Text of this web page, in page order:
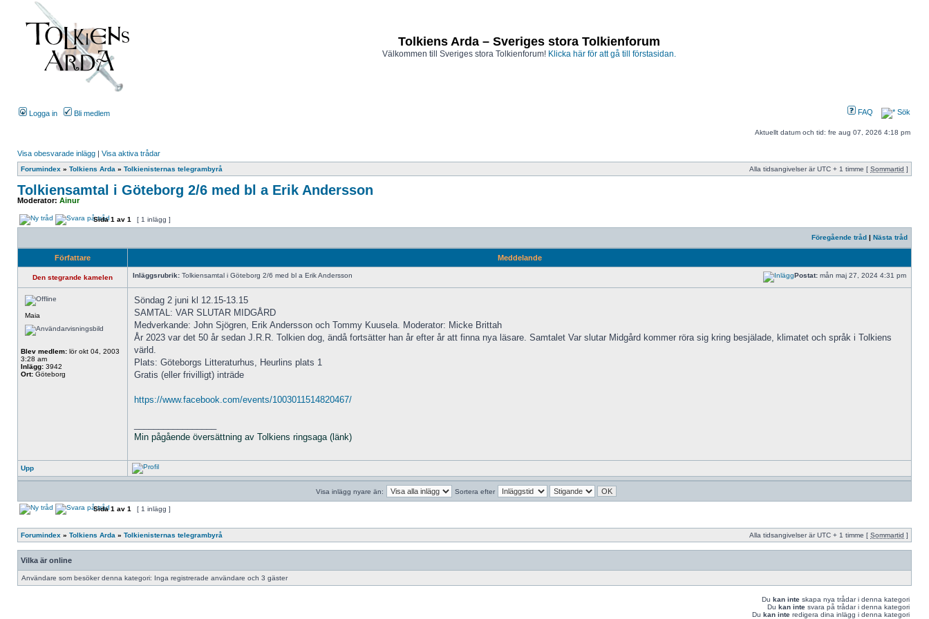
Tolkiens Arda – Sveriges stora Tolkienforum
Välkommen till Sveriges stora Tolkienforum! Klicka här för att gå till förstasidan.
Logga in Bli medlem FAQ Sök
Aktuellt datum och tid: fre aug 07, 2026 4:18 pm
Visa obesvarade inlägg | Visa aktiva trådar
Forumindex » Tolkiens Arda » Tolkienisternas telegrambyrå Alla tidsangivelser är UTC + 1 timme [ Sommartid ]
Tolkiensamtal i Göteborg 2/6 med bl a Erik Andersson
Moderator: Ainur
Sida1 av 1 [ 1 inlägg ]
Föregående tråd | Nästa tråd
Författare Meddelande
Den stegrande kamelen Inläggsrubrik: Tolkiensamtal i Göteborg 2/6 med bl a Erik Andersson Postat: mån maj 27, 2024 4:31 pm
Maia
Blev medlem: lör okt 04, 2003
3:28 am
Inlägg: 3942
Ort: Göteborg
Söndag 2 juni kl 12.15-13.15
SAMTAL: VAR SLUTAR MIDGÅRD
Medverkande: John Sjögren, Erik Andersson och Tommy Kuusela. Moderator: Micke Brittah
År 2023 var det 50 år sedan J.R.R. Tolkien dog, ändå fortsätter han år efter år att finna nya läsare. Samtalet Var slutar Midgård kommer röra sig kring besjälade, klimatet och språk i Tolkiens
värld.
Plats: Göteborgs Litteraturhus, Heurlins plats 1
Gratis (eller frivilligt) inträde
https://www.facebook.com/events/1003011514820467/
Min pågående översättning av Tolkiens ringsaga (länk)
Upp
Visa inlägg nyare än: Sortera efter
Sida1 av 1 [ 1 inlägg ]
Forumindex » Tolkiens Arda » Tolkienisternas telegrambyrå Alla tidsangivelser är UTC + 1 timme [ Sommartid ]
Vilka är online
Användare som besöker denna kategori: Inga registrerade användare och 3 gäster
Du kan inte skapa nya trådar i denna kategori
Du kan inte svara på trådar i denna kategori
Du kan inte redigera dina inlägg i denna kategori